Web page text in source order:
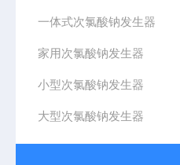
一体式次氯酸钠发生器
家用次氯酸钠发生器
小型次氯酸钠发生器
大型次氯酸钠发生器